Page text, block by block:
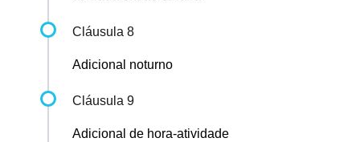
Cláusula 8
Adicional noturno
Cláusula 9
Adicional de hora-atividade